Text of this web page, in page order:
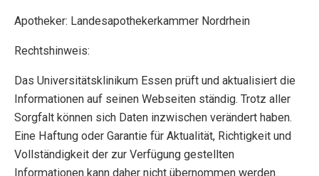
Apotheker: Landesapothekerkammer Nordrhein
Rechtshinweis:
Das Universitätsklinikum Essen prüft und aktualisiert die
Informationen auf seinen Webseiten ständig. Trotz aller
Sorgfalt können sich Daten inzwischen verändert haben.
Eine Haftung oder Garantie für Aktualität, Richtigkeit und
Vollständigkeit der zur Verfügung gestellten
Informationen kann daher nicht übernommen werden.